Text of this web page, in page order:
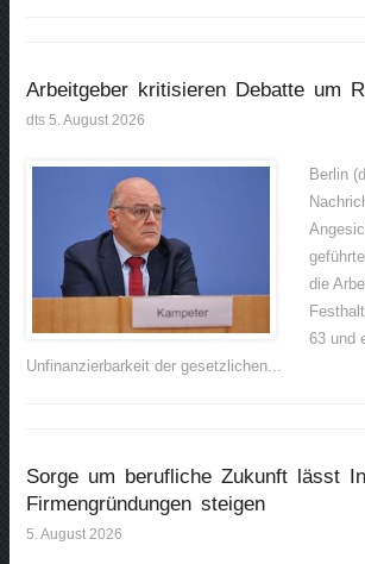
Arbeitgeber kritisieren Debatte um
dts 5. August 2026
Berlin
die
63 und
Unfinanzierbarkeit der gesetzlichen...
Sorge um berufliche Zukunft lässt
Firmengründungen steigen
5. August 2026